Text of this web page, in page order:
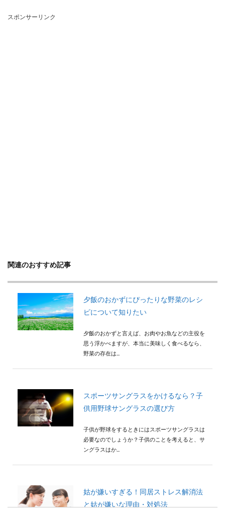
スポンサーリンク
関連のおすすめ記事
夕飯のおかずにぴったりな野菜のレシ
ピについて知りたい
夕飯のおかずと言えば、お肉やお魚などの主役を
思う浮かべますが、本当に美味しく食べるなら、
野菜の存在は...
スポーツサングラスをかけるなら？子
供用野球サングラスの選び方
子供が野球をするときにはスポーツサングラスは
必要なのでしょうか？子供のことを考えると、サ
ングラスはか...
姑が嫌いすぎる！同居ストレス解消法
と姑が嫌いな理由・対処法